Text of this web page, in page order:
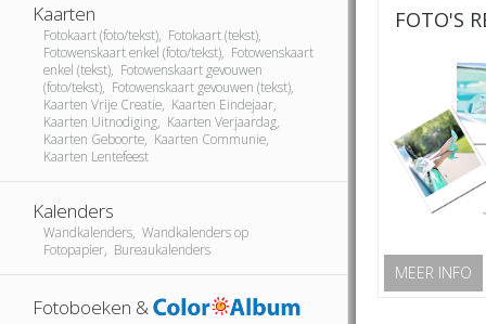
Kaarten
Fotokaart (foto/tekst), Fotokaart (tekst),
Fotowenskaart enkel (foto/tekst), Fotowenskaart
enkel (tekst), Fotowenskaart gevouwen
(foto/tekst), Fotowenskaart gevouwen (tekst),
Kaarten Vrije Creatie, Kaarten Eindejaar,
Kaarten Uitnodiging, Kaarten Verjaardag,
Kaarten Geboorte, Kaarten Communie,
Kaarten Lentefeest
Kalenders
Wandkalenders, Wandkalenders op
Fotopapier, Bureaukalenders
Fotoboeken &
FOTO'S
MEER INFO